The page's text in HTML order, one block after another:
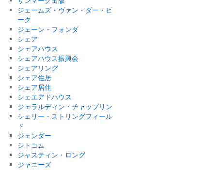
ジェームズ・ヴァン・ダー・ビ
ーク
ジェーン・フォンダ
シェア
シェアハウス
シェアハウス振興会
シェアリング
シェア住居
シェア居住
シェエアドハウス
ジェラルディン・チャップリン
シェリー・ストリングフィール
ド
ジェンダー
シトコム
ジャスティン・ロング
ジャニーズ